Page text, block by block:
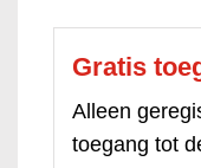
Gratis
Alleen
toegang tot